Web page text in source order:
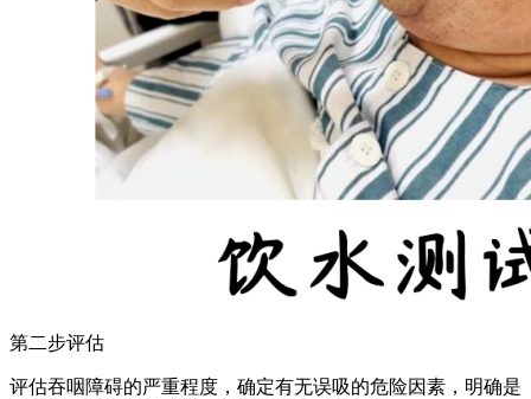
第二步评估
评估吞咽障碍的严重程度，确定有无误吸的危险因素，明确是